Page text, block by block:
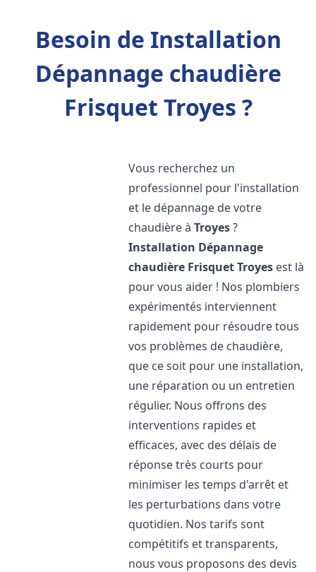
Besoin de Installation
Dépannage chaudière
Frisquet Troyes ?
Vous recherchez un
professionnel pour l'installation
et le dépannage de votre
chaudière àTroyes?
Installation Dépannage
chaudière FrisquetTroyes est là
pour vous aider ! Nos plombiers
expérimentés interviennent
rapidement pour résoudre tous
vos problèmes de chaudière,
que ce soit pour une installation,
une réparation ou un entretien
régulier. Nous offrons des
interventions rapides et
efficaces, avec des délais de
réponse très courts pour
minimiser les temps d'arrêt et
les perturbations dans votre
quotidien. Nos tarifs sont
compétitifs et transparents,
nous vous proposons des devis